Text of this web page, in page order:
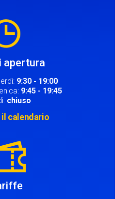
apertura
9:30 - 19:00
9:45 - 19:45
chiuso
calendario